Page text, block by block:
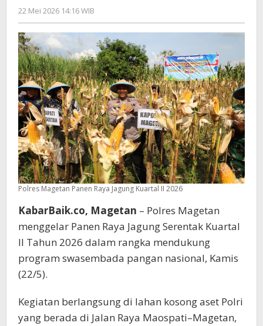
Aset
Polri
Guna
Dukung
Swasembada
Pangan
22 Mei 2026 14:16 WIB
Gagah
Saputra
Polres Magetan Panen Raya Jagung Kuartal II 2026
KabarBaik.co, Magetan – Polres Magetan
menggelar Panen Raya Jagung Serentak Kuartal
II Tahun 2026 dalam rangka mendukung
program swasembada pangan nasional, Kamis
(22/5).
Kegiatan berlangsung di lahan kosong aset Polri
yang berada di Jalan Raya Maospati–Magetan,